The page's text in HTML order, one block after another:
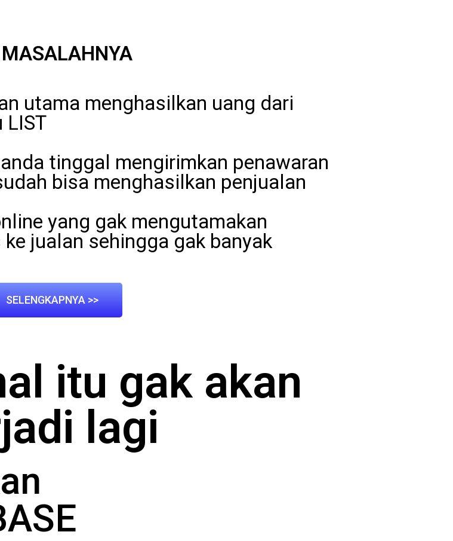
utama menghasilkan uang dari
LIST
tinggal mengirimkan penawaran
bisa menghasilkan penjualan
yang gak mengutamakan
jualan sehingga gak banyak
SELENGKAPNYA >>
itu gak akan
lagi